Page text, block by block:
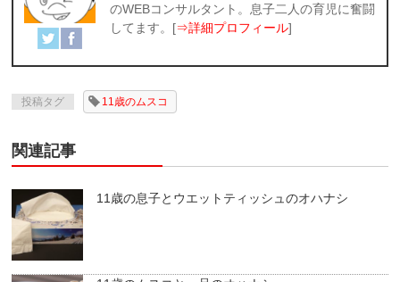
のWEBコンサルタント。息子二人の育児に奮闘
してます。[⇒詳細プロフィール]
投稿タグ 11歳のムスコ
関連記事
11歳の息子とウエットティッシュのオハナシ